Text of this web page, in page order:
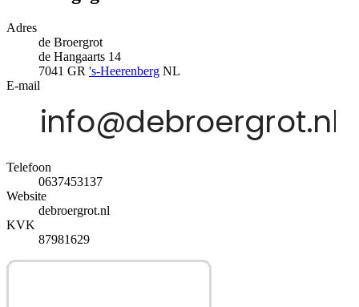
Adres
de Broergrot
de Hangaarts 14
7041 GR 's-Heerenberg NL
E-mail
Telefoon
0637453137
Website
debroergrot.nl
KVK
87981629